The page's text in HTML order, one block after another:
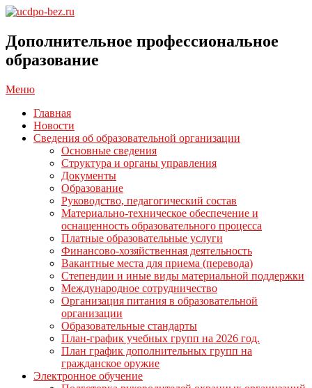
Перейти
содержимому
bez.ru
Дополнительное профессиональное
образование
Главное
меню
Меню
Главная
Новости
Сведения об образовательной организации
Основные сведения
Структура и органы управления
Документы
Образование
Руководство, педагогический состав
Материально-техническое обеспечение и
оснащенность образовательного процесса
Платные образовательные услуги
Финансово-хозяйственная деятельность
Вакантные места для приема (перевода)
Степендии и иные виды материальной поддержки
Международное сотрудничество
Организация питания в образовательной
организации
Образовательные стандарты
План-график учебных групп на 2026 год.
План график дополнительных групп на
гражданское оружие
Электронное обучение